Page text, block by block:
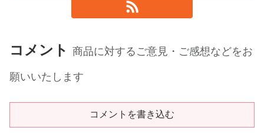
コメント 商品に対するご意見・ご感想などをお
願いいたします
コメントを書き込む